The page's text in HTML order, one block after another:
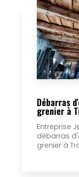
Débarras
grenier à
Entreprise
débarras
grenier à